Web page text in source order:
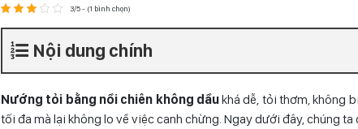
3/5 - (1 bình chọn)
Nội dung chính
Nướng tỏi bằng nồi chiên không dầukhá dễ, tỏi thơm, không
tối đa mà lại không lo về việc canh chừng. Ngay dưới đây, chúng